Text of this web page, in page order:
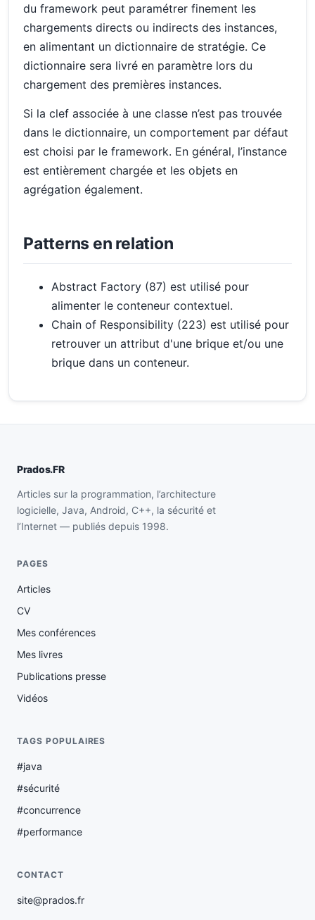
du framework peut paramétrer finement les
chargements directs ou indirects des instances,
en alimentant un dictionnaire de stratégie. Ce
dictionnaire sera livré en paramètre lors du
chargement des premières instances.
Si la clef associée à une classe n’est pas trouvée
dans le dictionnaire, un comportement par défaut
est choisi par le framework. En général, l’instance
est entièrement chargée et les objets en
agrégation également.
Patterns en relation
Abstract Factory (87) est utilisé pour
alimenter le conteneur contextuel.
Chain of Responsibility (223) est utilisé pour
retrouver un attribut d'une brique et/ou une
brique dans un conteneur.
Prados.FR
Articles sur la programmation, l’architecture
logicielle, Java, Android, C++, la sécurité et
l’Internet — publiés depuis 1998.
PAGES
Articles
CV
Mes conférences
Mes livres
Publications presse
Vidéos
TAGS POPULAIRES
#java
#sécurité
#concurrence
#performance
CONTACT
site@prados.fr